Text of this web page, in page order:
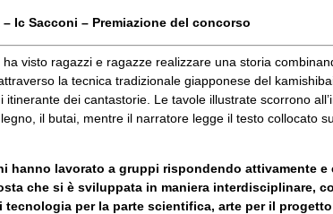
Ic Sacconi – Premiazione del concorso
ha visto ragazzi e ragazze realizzare una storia
la tecnica tradizionale giapponese del
itinerante dei cantastorie. Le tavole illustrate scorrono
il butai , mentre il narratore legge il testo collocato
hanno lavorato a gruppi rispondendo attivamente e
che si è sviluppata in maniera interdisciplinare,
tecnologia per la parte scientifica, arte per il